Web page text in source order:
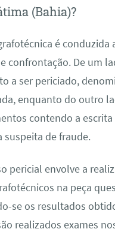
(Bahia)?
é conduzida
confrontação. De um
a ser periciado,
enquanto do outro
contendo a
suspeita de fraude.
pericial envolve a
na peça
se os resultados
realizados exames